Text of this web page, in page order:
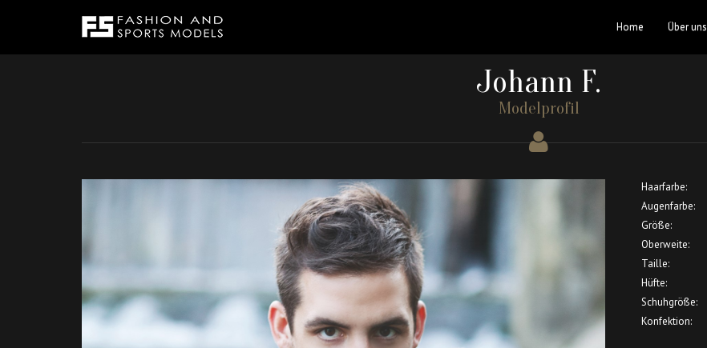
Johann F.
Modelprofil
Haarfarbe:
Augenfarbe:
Größe:
Oberweite:
Taille:
Hüfte:
Schuhgröße:
Konfektion:
Home Über uns